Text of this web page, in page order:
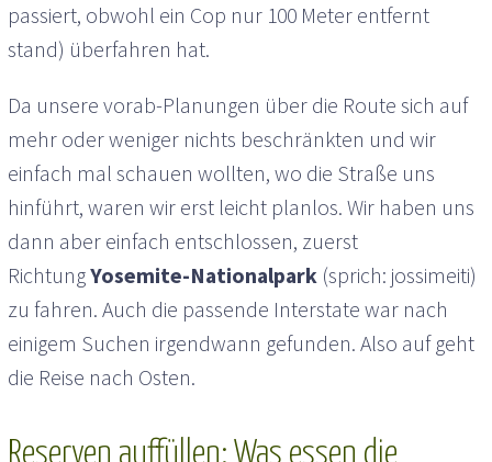
passiert, obwohl ein Cop nur 100 Meter entfernt
stand) überfahren hat.
Da unsere vorab-Planungen über die Route sich auf
mehr oder weniger nichts beschränkten und wir
einfach mal schauen wollten, wo die Straße uns
hinführt, waren wir erst leicht planlos. Wir haben uns
dann aber einfach entschlossen, zuerst
RichtungYosemite-Nationalpark (sprich: jossimeiti)
zu fahren. Auch die passende Interstate war nach
einigem Suchen irgendwann gefunden. Also auf geht
die Reise nach Osten.
Reserven auffüllen: Was essen die